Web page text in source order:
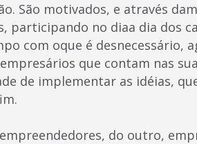
São motivados, e através
participando no diaa dia dos
com oque é desnecessário,
que contam nas
de implementar as idéias,
do outro,